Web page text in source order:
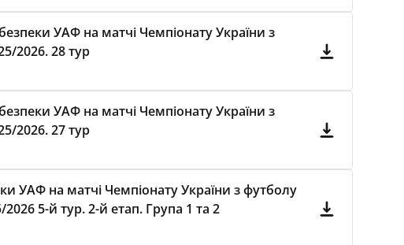
УАФ на матчі Чемпіонату України з
2026. 28 тур
УАФ на матчі Чемпіонату України з
2026. 27 тур
УАФ на матчі Чемпіонату України з футболу
5-й тур. 2-й етап. Група 1 та 2